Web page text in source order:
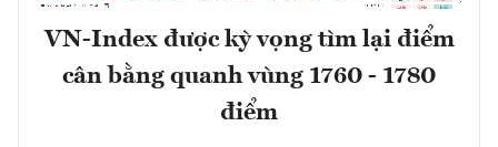
VN-Index được kỳ vọng tìm lại điểm
cân bằng quanh vùng 1760 - 1780
điểm